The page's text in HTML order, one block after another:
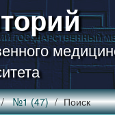
№1 (47) Поиск